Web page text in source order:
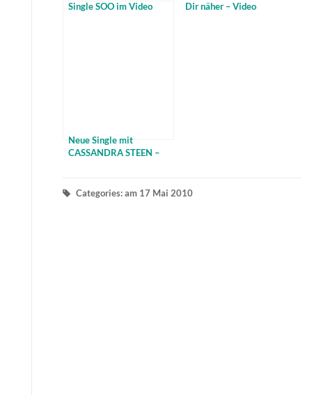
Single SOO im Video
Dir näher – Video
Neue Single mit
CASSANDRA STEEN –
Categories: am 17 Mai 2010